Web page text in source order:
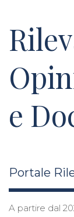
e
Portale
A partire dal